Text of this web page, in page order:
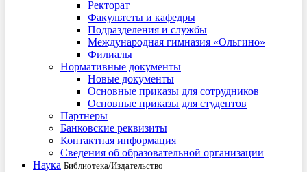
Ректорат
Факультеты и кафедры
Подразделения и службы
Международная гимназия «Ольгино»
Филиалы
Нормативные документы
Новые документы
Основные приказы для сотрудников
Основные приказы для студентов
Партнеры
Банковские реквизиты
Контактная информация
Сведения об образовательной организации
Наука Библиотека/Издательство